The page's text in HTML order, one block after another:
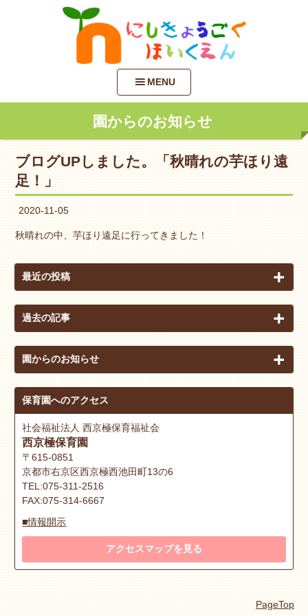
MENU
園からのお知らせ
ブログUPしました。「秋晴れの芋ほり遠
足！」
2020-11-05
秋晴れの中、芋ほり遠足に行ってきました！
最近の投稿
過去の記事
園からのお知らせ
保育園へのアクセス
社会福祉法人 西京極保育福祉会
西京極保育園
〒615-0851
京都市右京区西京極西池田町13の6
TEL:075-311-2516
FAX:075-314-6667
■情報開示
アクセスマップを見る
PageTop